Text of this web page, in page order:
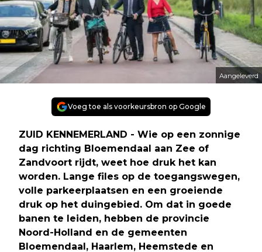
Aangeleverd
Voeg toe als voorkeursbron op Google
ZUID KENNEMERLAND - Wie op een zonnige
dag richting Bloemendaal aan Zee of
Zandvoort rijdt, weet hoe druk het kan
worden. Lange files op de toegangswegen,
volle parkeerplaatsen en een groeiende
druk op het duingebied. Om dat in goede
banen te leiden, hebben de provincie
Noord-Holland en de gemeenten
Bloemendaal, Haarlem, Heemstede en